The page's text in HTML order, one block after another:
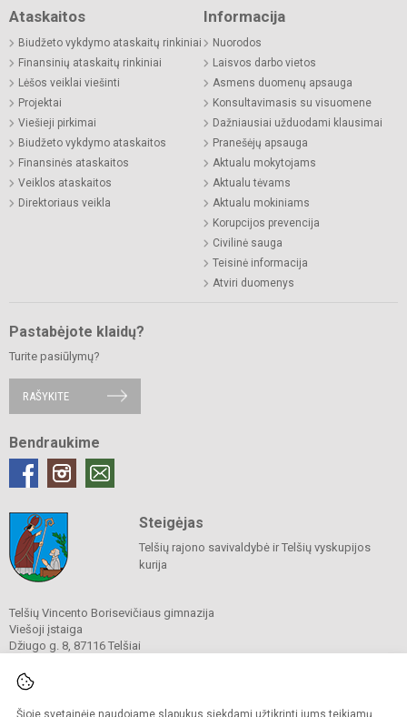
Šioje svetainėje naudojame slapukus siekdami užtikrinti jums teikiamų
Ataskaitos
Biudžeto vykdymo ataskaitų rinkiniai
Finansinių ataskaitų rinkiniai
Lėšos veiklai viešinti
Projektai
Viešieji pirkimai
Biudžeto vykdymo ataskaitos
Finansinės ataskaitos
Veiklos ataskaitos
Direktoriaus veikla
Informacija
Nuorodos
Laisvos darbo vietos
Asmens duomenų apsauga
Konsultavimasis su visuomene
Dažniausiai užduodami klausimai
Pranešėjų apsauga
Aktualu mokytojams
Aktualu tėvams
Aktualu mokiniams
Korupcijos prevencija
Civilinė sauga
Teisinė informacija
Atviri duomenys
Pastabėjote klaidų?
Turite pasiūlymų?
RAŠYKITE
Bendraukime
Steigėjas
Telšių rajono savivaldybė ir Telšių vyskupijos
kurija
Telšių Vincento Borisevičiaus gimnazija
Viešoji įstaiga
Džiugo g. 8, 87116 Telšiai
El. p.
Duomenys kaupiami ir saugomi
Juridinių asmenų registre